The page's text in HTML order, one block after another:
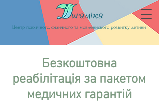
Центр психічного, фізичного та мовленнєвого розвитку дитини
Безкоштовна
реабілітація за пакетом
медичних гарантій